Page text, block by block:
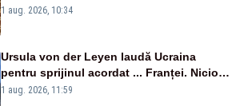
politic, România funcționează”
1 aug. 2026, 10:34
Ursula von der Leyen laudă Ucraina
pentru sprijinul acordat ... Franței. Nicio
reacție privind ajutorul energetic promis
1 aug. 2026, 11:59